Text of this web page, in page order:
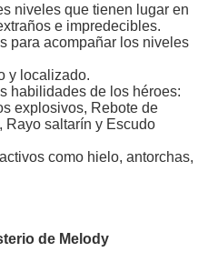
niveles que tienen lugar en
e impredecibles.
para acompañar los niveles
y localizado.
habilidades de los héroes:
explosivos, Rebote de
Rayo saltarín y Escudo
como hielo, antorchas,
de Melody